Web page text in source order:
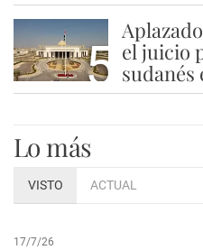
5 el juicio
sudanés
Lo más
VISTO ACTUAL
17/7/26